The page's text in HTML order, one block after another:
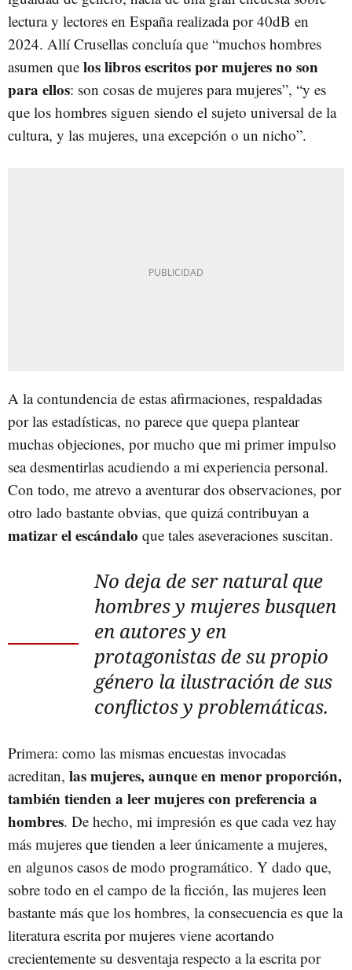
lectura y lectores en España realizada por 40dB en
2024. Allí Crusellas concluía que “muchos hombres
asumen que los libros escritos por mujeres no son
para ellos: son cosas de mujeres para mujeres”, “y es
que los hombres siguen siendo el sujeto universal de la
cultura, y las mujeres, una excepción o un nicho”.
A la contundencia de estas afirmaciones, respaldadas
por las estadísticas, no parece que quepa plantear
muchas objeciones, por mucho que mi primer impulso
sea desmentirlas acudiendo a mi experiencia personal.
Con todo, me atrevo a aventurar dos observaciones, por
otro lado bastante obvias, que quizá contribuyan a
matizar el escándalo que tales aseveraciones suscitan.
No deja de ser natural que
hombres y mujeres busquen
en autores y en
protagonistas de su propio
género la ilustración de sus
conflictos y problemáticas.
Primera: como las mismas encuestas invocadas
acreditan, las mujeres, aunque en menor proporción,
también tienden a leer mujeres con preferencia a
hombres. De hecho, mi impresión es que cada vez hay
más mujeres que tienden a leer únicamente a mujeres,
en algunos casos de modo programático. Y dado que,
sobre todo en el campo de la ficción, las mujeres leen
bastante más que los hombres, la consecuencia es que la
literatura escrita por mujeres viene acortando
crecientemente su desventaja respecto a la escrita por